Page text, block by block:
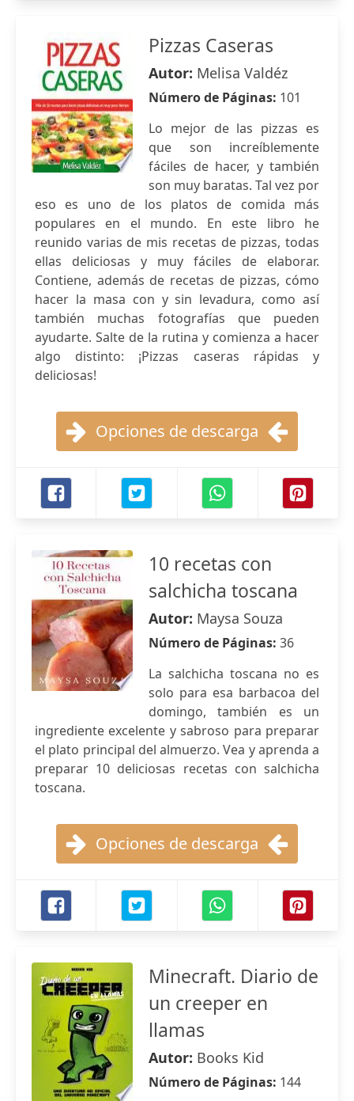
Pizzas Caseras
Autor: Melisa Valdéz
Número de Páginas: 101
Lo mejor de las pizzas es
que son increíblemente
fáciles de hacer, y también
son muy baratas. Tal vez por
eso es uno de los platos de comida más
populares en el mundo. En este libro he
reunido varias de mis recetas de pizzas, todas
ellas deliciosas y muy fáciles de elaborar.
Contiene, además de recetas de pizzas, cómo
hacer la masa con y sin levadura, como así
también muchas fotografías que pueden
ayudarte. Salte de la rutina y comienza a hacer
algo distinto: ¡Pizzas caseras rápidas y
deliciosas!
Opciones de descarga
10 recetas con
salchicha toscana
Autor: Maysa Souza
Número de Páginas: 36
La salchicha toscana no es
solo para esa barbacoa del
domingo, también es un
ingrediente excelente y sabroso para preparar
el plato principal del almuerzo. Vea y aprenda a
preparar 10 deliciosas recetas con salchicha
toscana.
Opciones de descarga
Minecraft. Diario de
un creeper en
llamas
Autor: Books Kid
Número de Páginas: 144